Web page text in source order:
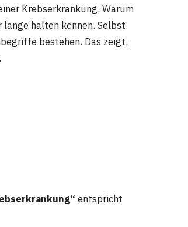
Krebserkrankung. Warum
halten können. Selbst
bestehen. Das zeigt,
entspricht